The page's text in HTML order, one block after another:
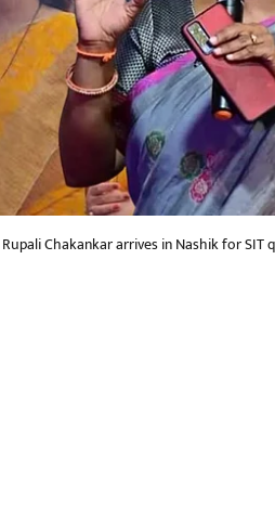
Chakankar arrives in Nashik for